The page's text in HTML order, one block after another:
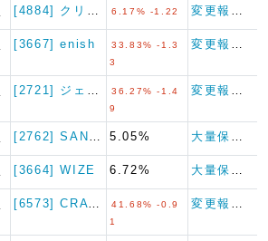
6.17% -1.22
[3667] enish
33.83% -1.3
3
36.27% -1.4
9
5.05%
[3664] WIZE 6.72%
41.68% -0.9
1